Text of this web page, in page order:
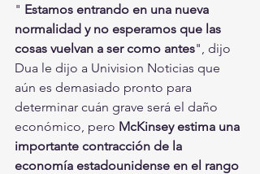
" Estamos entrando en una nueva
normalidad y no esperamos que las
cosas vuelvan a ser como antes", dijo
Dua le dijo a Univision Noticias que
aún es demasiado pronto para
determinar cuán grave será el daño
económico, pero McKinsey estima una
importante contracción de la
economía estadounidense en el rango